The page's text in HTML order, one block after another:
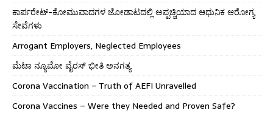
ಕಾರ್ಪರೇಟ್-ಕೋಮುವಾದಗಳ ಜೋಡಾಟದಲ್ಲಿ ಅಪ್ಪಚ್ಚಿಯಾದ ಆಧುನಿಕ ಆರೋಗ್ಯ
ಸೇವೆಗಳು
Arrogant Employers, Neglected Employees
ಮೆಟಾ ನ್ಯೂಮೋ ವೈರಸ್ ಭೀತಿ ಅನಗತ್ಯ
Corona Vaccination – Truth of AEFI Unravelled
Corona Vaccines – Were they Needed and Proven Safe?